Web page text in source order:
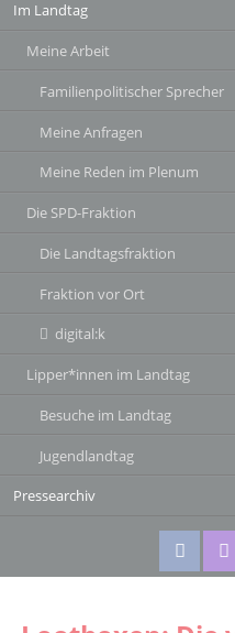
Im Landtag
Meine Arbeit
Familienpolitischer Sprecher
Meine Anfragen
Meine Reden im Plenum
Die SPD-Fraktion
Die Landtagsfraktion
Fraktion vor Ort
digital:k
Lipper*innen im Landtag
Besuche im Landtag
Jugendlandtag
Pressearchiv
Facebook